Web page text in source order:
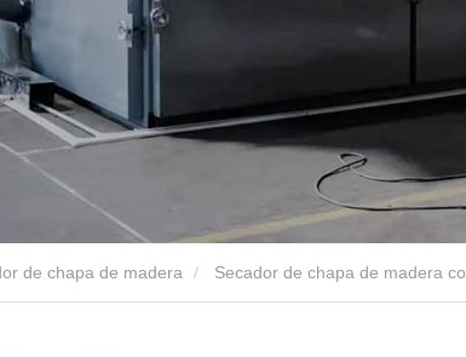
de chapa de madera Secador de chapa de madera